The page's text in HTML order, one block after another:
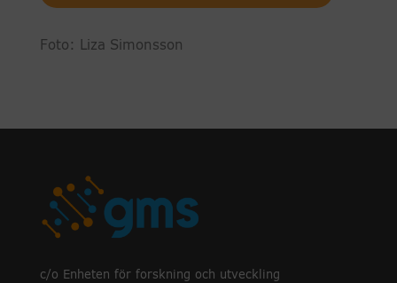
Foto: Liza Simonsson
c/o Enheten för forskning och utveckling